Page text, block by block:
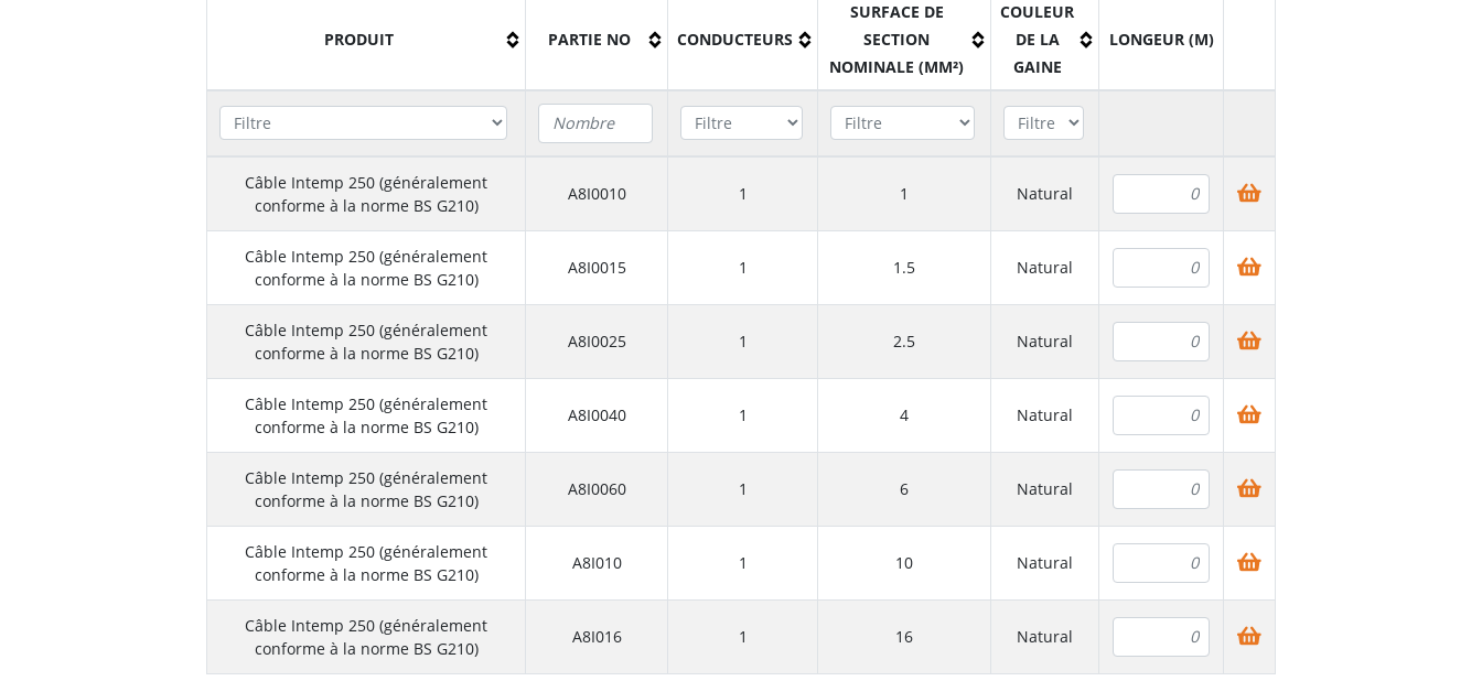
PRODUIT PARTIE NO CONDUCTEURS
SURFACE DE
SECTION
NOMINALE (MM²)
COULEUR
DE LA
GAINE
LONGEUR (M)
Câble Intemp 250 (généralement
conforme à la norme BS G210)
A8I0010 1 1 Natural
Câble Intemp 250 (généralement
conforme à la norme BS G210)
A8I0015 1 1.5 Natural
Câble Intemp 250 (généralement
conforme à la norme BS G210)
A8I0025 1 2.5 Natural
Câble Intemp 250 (généralement
conforme à la norme BS G210)
A8I0040 1 4 Natural
Câble Intemp 250 (généralement
conforme à la norme BS G210)
A8I0060 1 6 Natural
Câble Intemp 250 (généralement
conforme à la norme BS G210)
A8I010 1 10 Natural
Câble Intemp 250 (généralement
conforme à la norme BS G210)
A8I016 1 16 Natural